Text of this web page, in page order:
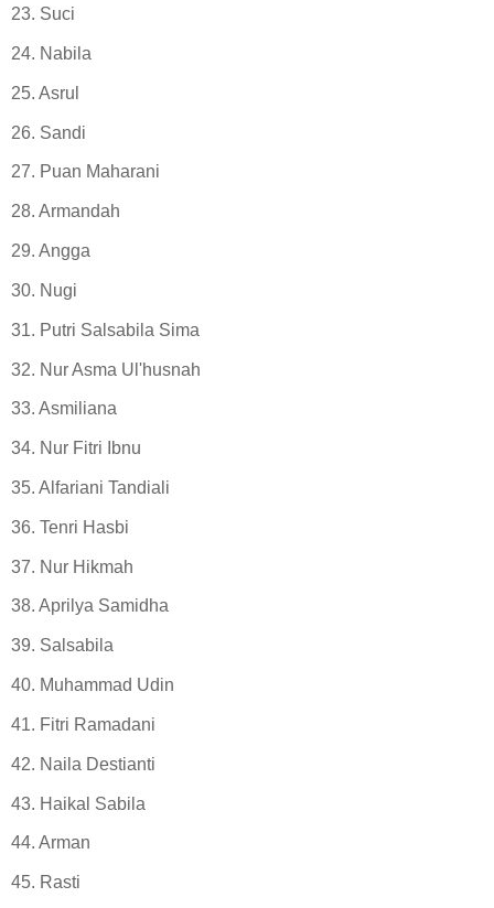
23. Suci
24. Nabila
25. Asrul
26. Sandi
27. Puan Maharani
28. Armandah
29. Angga
30. Nugi
31. Putri Salsabila Sima
32. Nur Asma Ul'husnah
33. Asmiliana
34. Nur Fitri Ibnu
35. Alfariani Tandiali
36. Tenri Hasbi
37. Nur Hikmah
38. Aprilya Samidha
39. Salsabila
40. Muhammad Udin
41. Fitri Ramadani
42. Naila Destianti
43. Haikal Sabila
44. Arman
45. Rasti